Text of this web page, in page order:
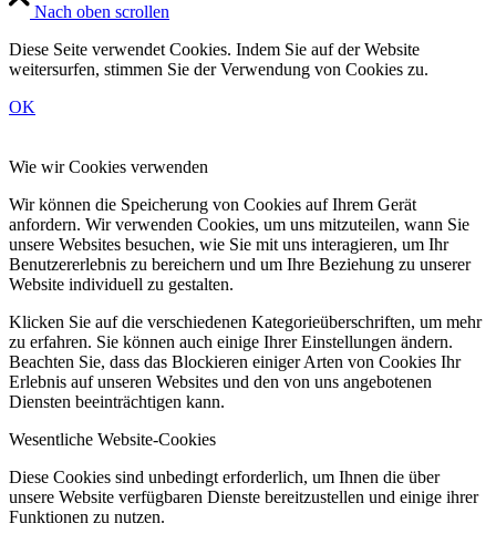
Nach oben scrollen
Diese Seite verwendet Cookies. Indem Sie auf der Website
weitersurfen, stimmen Sie der Verwendung von Cookies zu.
OK
Wie wir Cookies verwenden
Wir können die Speicherung von Cookies auf Ihrem Gerät
anfordern. Wir verwenden Cookies, um uns mitzuteilen, wann Sie
unsere Websites besuchen, wie Sie mit uns interagieren, um Ihr
Benutzererlebnis zu bereichern und um Ihre Beziehung zu unserer
Website individuell zu gestalten.
Klicken Sie auf die verschiedenen Kategorieüberschriften, um mehr
zu erfahren. Sie können auch einige Ihrer Einstellungen ändern.
Beachten Sie, dass das Blockieren einiger Arten von Cookies Ihr
Erlebnis auf unseren Websites und den von uns angebotenen
Diensten beeinträchtigen kann.
Wesentliche Website-Cookies
Diese Cookies sind unbedingt erforderlich, um Ihnen die über
unsere Website verfügbaren Dienste bereitzustellen und einige ihrer
Funktionen zu nutzen.